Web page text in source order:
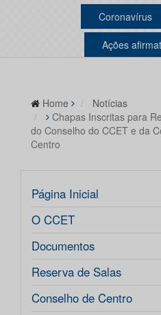
Coronavírus
Ações
Home
Notícias
Chapas Inscritas para
do Conselho do CCET e da
Centro
Página Inicial
O CCET
Documentos
Reserva de Salas
Conselho de Centro